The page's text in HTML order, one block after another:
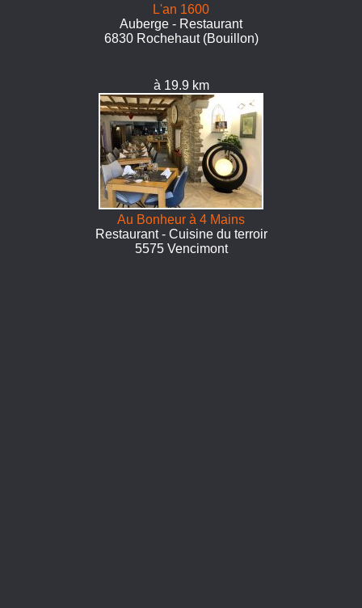
L'an 1600
Auberge - Restaurant
6830 Rochehaut (Bouillon)
à 19.9 km
Au Bonheur à 4 Mains
Restaurant - Cuisine du terroir
5575 Vencimont